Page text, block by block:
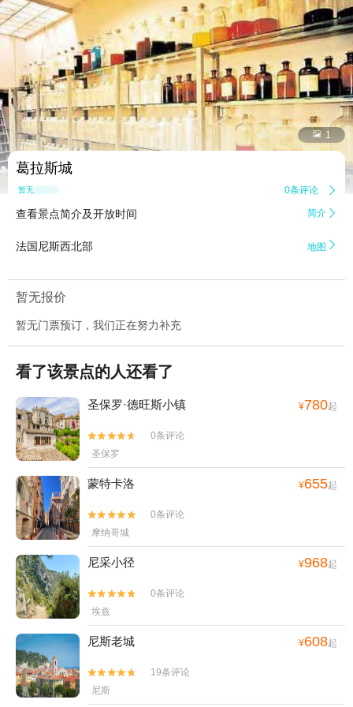
 1
葛拉斯城
暂无点评 0条评论 
查看景点简介及开放时间 简介 
法国尼斯西北部 地图 
暂无报价
暂无门票预订，我们正在努力补充
看了该景点的人还看了
圣保罗·德旺斯小镇 ¥780起


0条评论
圣保罗
蒙特卡洛 ¥655起


0条评论
摩纳哥城
尼采小径 ¥968起


0条评论
埃兹
尼斯老城 ¥608起


19条评论
尼斯
